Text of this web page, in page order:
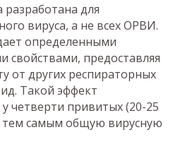
для
вируса, а не всех ОРВИ.
определенными
предоставляя
от других респираторных
Такой эффект
четверти привитых (20-25
тем самым общую вирусную